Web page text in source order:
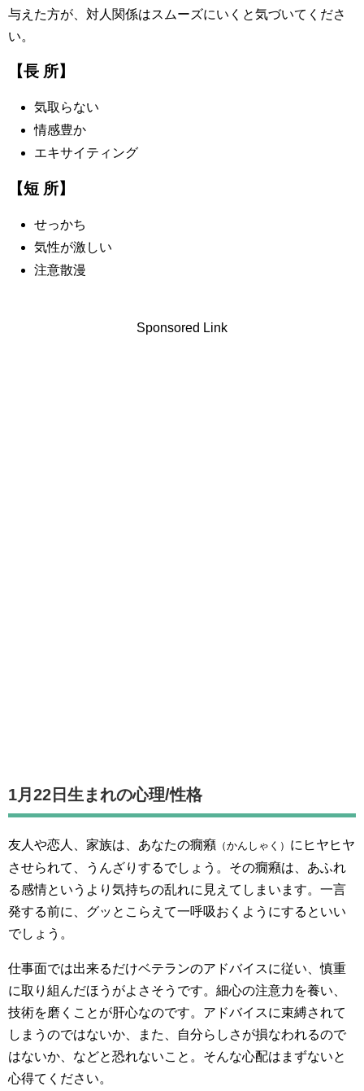
与えた方が、対人関係はスムーズにいくと気づいてくださ
い。
【長 所】
気取らない
情感豊か
エキサイティング
【短 所】
せっかち
気性が激しい
注意散漫
Sponsored Link
1月22日生まれの心理/性格
友人や恋人、家族は、あなたの癇癪 （かんしゃく） にヒヤヒヤ
させられて、うんざりするでしょう。その癇癪は、あふれ
る感情というより気持ちの乱れに見えてしまいます。一言
発する前に、グッとこらえて一呼吸おくようにするといい
でしょう。
仕事面では出来るだけベテランのアドバイスに従い、慎重
に取り組んだほうがよさそうです。細心の注意力を養い、
技術を磨くことが肝心なのです。アドバイスに束縛されて
しまうのではないか、また、自分らしさが損なわれるので
はないか、などと恐れないこと。そんな心配はまずないと
心得てください。